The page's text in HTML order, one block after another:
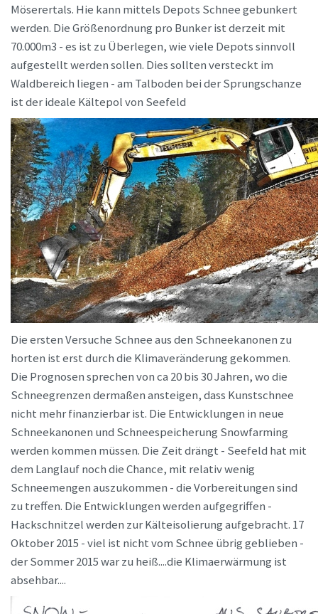
Möserertals. Hie kann mittels Depots Schnee gebunkert
werden. Die Größenordnung pro Bunker ist derzeit mit
70.000m3 - es ist zu Überlegen, wie viele Depots sinnvoll
aufgestellt werden sollen. Dies sollten versteckt im
Waldbereich liegen - am Talboden bei der Sprungschanze
ist der ideale Kältepol von Seefeld
Die ersten Versuche Schnee aus den Schneekanonen zu
horten ist erst durch die Klimaveränderung gekommen.
Die Prognosen sprechen von ca 20 bis 30 Jahren, wo die
Schneegrenzen dermaßen ansteigen, dass Kunstschnee
nicht mehr finanzierbar ist. Die Entwicklungen in neue
Schneekanonen und Schneespeicherung Snowfarming
werden kommen müssen. Die Zeit drängt - Seefeld hat mit
dem Langlauf noch die Chance, mit relativ wenig
Schneemengen auszukommen - die Vorbereitungen sind
zu treffen. Die Entwicklungen werden aufgegriffen -
Hackschnitzel werden zur Kälteisolierung aufgebracht. 17
Oktober 2015 - viel ist nicht vom Schnee übrig geblieben -
der Sommer 2015 war zu heiß....die Klimaerwärmung ist
absehbar....